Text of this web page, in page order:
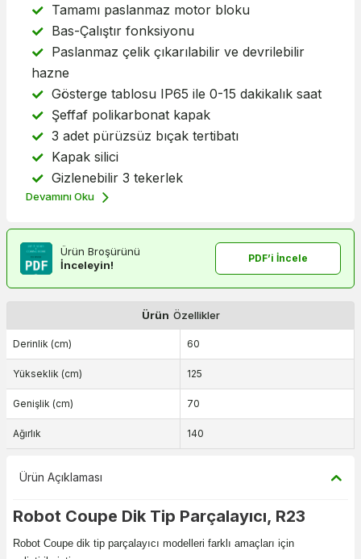
Tamamı paslanmaz motor bloku
Bas-Çalıştır fonksiyonu
Paslanmaz çelik çıkarılabilir ve devrilebilir
hazne
Gösterge tablosu IP65 ile 0-15 dakikalık saat
Şeffaf polikarbonat kapak
3 adet pürüzsüz bıçak tertibatı
Kapak silici
Gizlenebilir 3 tekerlek
Devamını Oku
Ürün Broşürünü
İnceleyin!
PDF’i İncele
Ürün Özellikler
Derinlik (cm) 60
Yükseklik (cm) 125
Genişlik (cm) 70
Ağırlık 140
Ürün Açıklaması
Robot Coupe Dik Tip Parçalayıcı, R23
Robot Coupe dik tip parçalayıcı modelleri farklı amaçları için